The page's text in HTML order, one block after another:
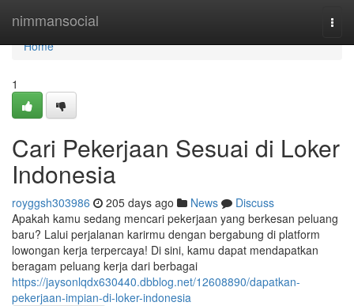
nimmansocial
Home
Home
1
Cari Pekerjaan Sesuai di Loker
Indonesia
royggsh303986 205 days ago News
Discuss
Apakah kamu sedang mencari pekerjaan yang berkesan peluang
baru? Lalui perjalanan karirmu dengan bergabung di platform
lowongan kerja terpercaya! Di sini, kamu dapat mendapatkan
beragam peluang kerja dari berbagai
https://jaysonlqdx630440.dbblog.net/12608890/dapatkan-
pekerjaan-impian-di-loker-indonesia